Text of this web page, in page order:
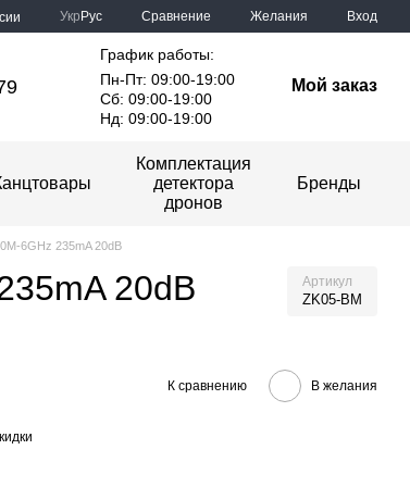
Укр Рус Сравнение Желания Вход
График работы:
Пн-Пт: 09:00-19:00
Сб: 09:00-19:00
Нд: 09:00-19:00
Мой заказ
Комплектация
детектора
дронов
Бренды
6GHz 235mA 20dB
20dB Артикул
ZK05-BM
К сравнению В желания